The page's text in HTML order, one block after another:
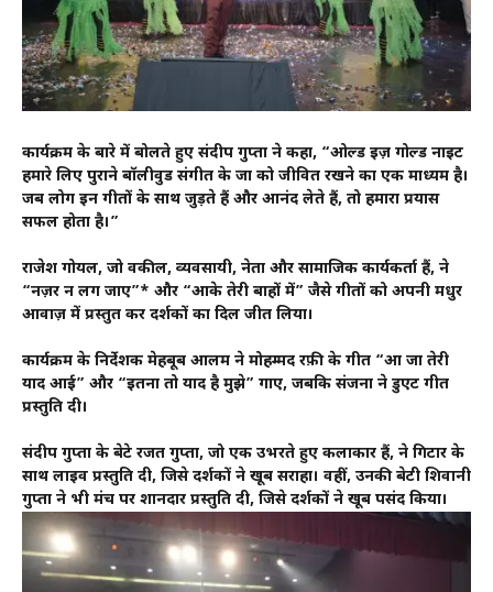
कार्यक्रम के बारे में बोलते हुए संदीप गुप्ता ने कहा, “ओल्ड इज़ गोल्ड नाइट
हमारे लिए पुराने बॉलीवुड संगीत के जादू को जीवित रखने का एक माध्यम है।
जब लोग इन गीतों के साथ जुड़ते हैं और आनंद लेते हैं, तो हमारा प्रयास
सफल होता है।”
राजेश गोयल, जो वकील, व्यवसायी, नेता और सामाजिक कार्यकर्ता हैं, ने
“नज़र न लग जाए”* और “आके तेरी बाहों में” जैसे गीतों को अपनी मधुर
आवाज़ में प्रस्तुत कर दर्शकों का दिल जीत लिया।
कार्यक्रम के निर्देशक मेहबूब आलम ने मोहम्मद रफ़ी के गीत “आ जा तेरी
याद आई” और “इतना तो याद है मुझे” गाए, जबकि संजना ने डुएट गीत
प्रस्तुति दी।
संदीप गुप्ता के बेटे रजत गुप्ता, जो एक उभरते हुए कलाकार हैं, ने गिटार के
साथ लाइव प्रस्तुति दी, जिसे दर्शकों ने खूब सराहा। वहीं, उनकी बेटी शिवानी
गुप्ता ने भी मंच पर शानदार प्रस्तुति दी, जिसे दर्शकों ने खूब पसंद किया।